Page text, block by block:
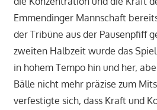
Emmendinger Mannschaft
der Tribüne aus der Pausenpfiff
zweiten Halbzeit wurde das
in hohem Tempo hin und her,
Bälle nicht mehr präzise zum
verfestigte sich, dass Kraft und